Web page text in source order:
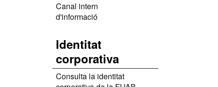
Canal intern
d'informació
Identitat
corporativa
Consulta la identitat